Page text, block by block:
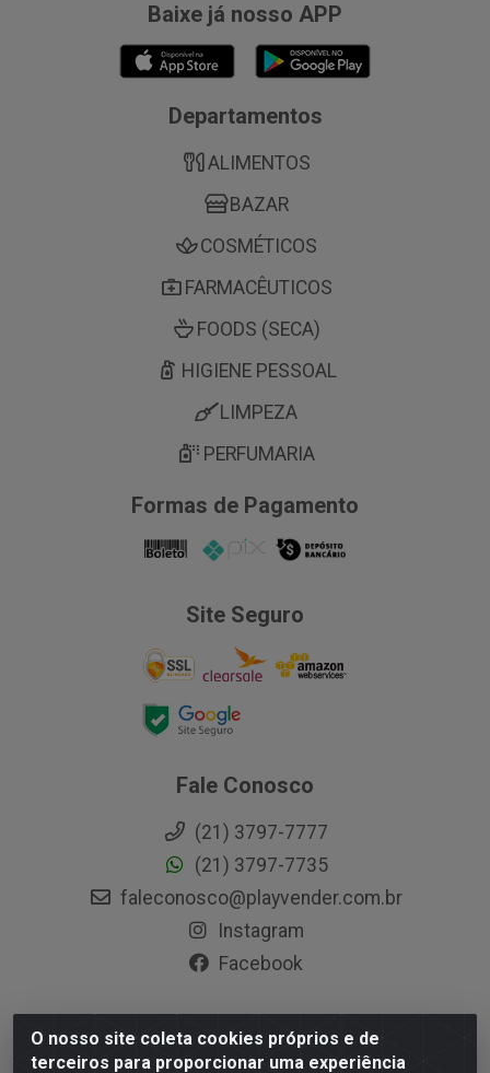
O nosso site coleta cookies próprios e de
terceiros para proporcionar uma experiência
Baixe já nosso APP
Departamentos
ALIMENTOS
BAZAR
COSMÉTICOS
FARMACÊUTICOS
FOODS (SECA)
HIGIENE PESSOAL
LIMPEZA
PERFUMARIA
Formas de Pagamento
Site Seguro
Fale Conosco
(21) 3797-7777
(21) 3797-7735
faleconosco@playvender.com.br
Instagram
Facebook
Playvender Distribuidora - Avenida Ana Dantas, 183-